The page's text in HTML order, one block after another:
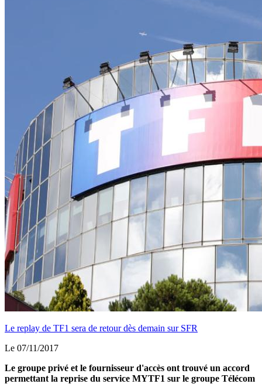
Le replay de TF1 sera de retour dès demain sur SFR
Le 07/11/2017
Le groupe privé et le fournisseur d'accès ont trouvé un accord
permettant la reprise du service MYTF1 sur le groupe Télécom